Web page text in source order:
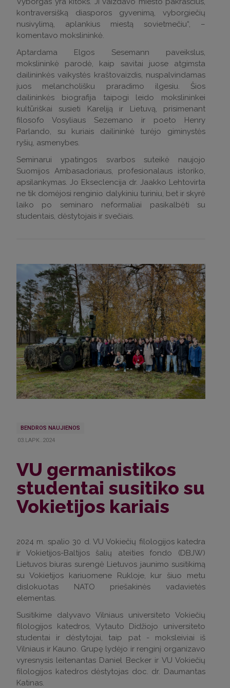
kontraversišką diasporos gyvenimą, vyborgiečių
nusivylimą, aplankius miestą sovietmečiu“, –
komentavo mokslininkė.
Aptardama Elgos Sesemann paveikslus,
mokslininkė parodė, kaip savitai juose atgimsta
dailininkės vaikystės kraštovaizdis, nuspalvindamas
juos melancholišku praradimo ilgesiu. Šios
dailininkės biografija taipogi leido mokslininkei
kultūriškai susieti Kareliją ir Lietuvą, prisimenant
filosofo Vosyliaus Sezemano ir poeto Henry
Parlando, su kuriais dailininkė turėjo giminystės
ryšių, asmenybes.
Seminarui ypatingos svarbos suteikė naujojo
Suomijos Ambasadoriaus, profesionalaus istoriko,
apsilankymas. Jo Ekseclencija dr. Jaakko Lehtovirta
ne tik domėjosi renginio dalykiniu turiniu, bet ir skyrė
laiko po seminaro neformaliai pasikalbėti su
studentais, dėstytojais ir svečiais.
BENDROS NAUJIENOS
03.LAPK..2024
VU germanistikos
studentai susitiko su
Vokietijos kariais
2024 m. spalio 30 d. VU Vokiečių filologijos katedra
ir Vokietijos-Baltijos šalių ateities fondo (DBJW)
Lietuvos biuras surengė Lietuvos jaunimo susitikimą
su Vokietijos kariuomene Rukloje, kur šiuo metu
dislokuotas NATO priešakinės vadavietės
elementas.
Susitikime dalyvavo Vilniaus universiteto Vokiečių
filologijos katedros, Vytauto Didžiojo universiteto
studentai ir dėstytojai, taip pat - moksleiviai iš
Vilniaus ir Kauno. Grupę lydėjo ir renginį organizavo
vyresnysis leitenantas Daniel Becker ir VU Vokiečių
filologijos katedros dėstytojas doc. dr. Daumantas
Katinas.